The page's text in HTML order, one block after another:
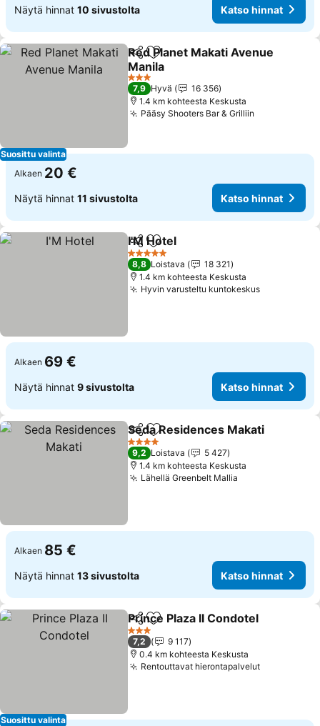
Näytä hinnat 10 sivustolta Katso hinnat
Suosittu valinta
Jaa Lisää suosikkeihin
Red Planet Makati Avenue
Manila
3 Tähtiluokitus
7,9 Hyvä
16 356
1.4 km kohteesta Keskusta
Pääsy Shooters Bar & Grilliin
Alkaen 20 €
Näytä hinnat 11 sivustolta Katso hinnat
Jaa Lisää suosikkeihin
I'M Hotel
5 Tähtiluokitus
8,8 Loistava
18 321
1.4 km kohteesta Keskusta
Hyvin varusteltu kuntokeskus
Alkaen 69 €
Näytä hinnat 9 sivustolta Katso hinnat
Jaa Lisää suosikkeihin
Seda Residences Makati
4 Tähtiluokitus
9,2 Loistava
5 427
1.4 km kohteesta Keskusta
Lähellä Greenbelt Mallia
Alkaen 85 €
Näytä hinnat 13 sivustolta Katso hinnat
Suosittu valinta
Jaa Lisää suosikkeihin
Prince Plaza II Condotel
3 Tähtiluokitus
7,2
9 117
0.4 km kohteesta Keskusta
Rentouttavat hierontapalvelut